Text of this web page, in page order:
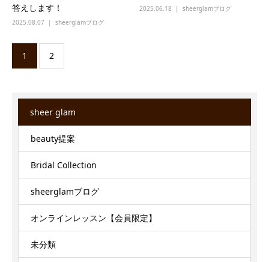
答えします！
2025.08.07 sheerglamブログ
2025.06.18 sheerglamブログ
1 2
sheer glam
beauty提案
Bridal Collection
sheerglamブログ
オンラインレッスン【会員限定】
未分類